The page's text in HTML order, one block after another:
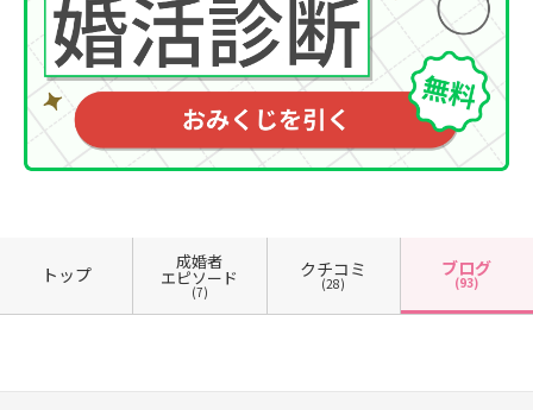
トップ
成婚者
エピソード
(7)
クチコミ
(28)
ブログ
(93)